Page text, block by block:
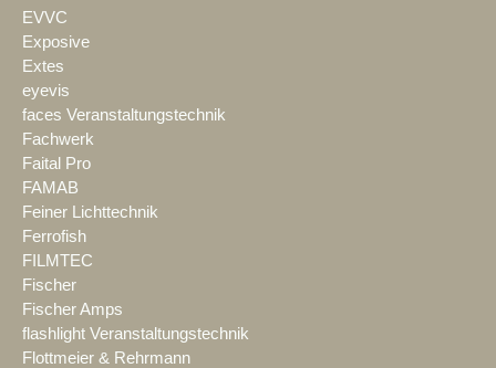
EVVC
Exposive
Extes
eyevis
faces Veranstaltungstechnik
Fachwerk
Faital Pro
FAMAB
Feiner Lichttechnik
Ferrofish
FILMTEC
Fischer
Fischer Amps
flashlight Veranstaltungstechnik
Flottmeier & Rehrmann